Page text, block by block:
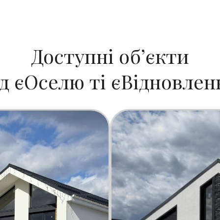
Доступні обʼєкти
єОселю ті